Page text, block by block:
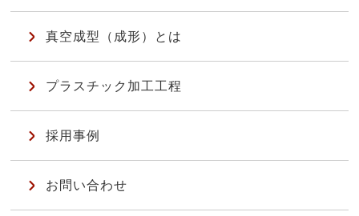
真空成型（成形）とは
プラスチック加工工程
採用事例
お問い合わせ